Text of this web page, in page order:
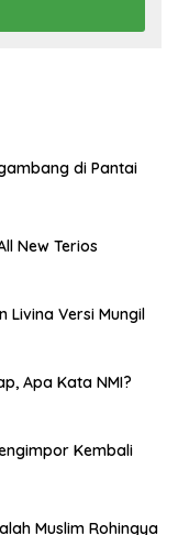
di Pantai
New Terios
Livina Versi Mungil
Apa Kata NMI?
Kembali
Muslim Rohingya